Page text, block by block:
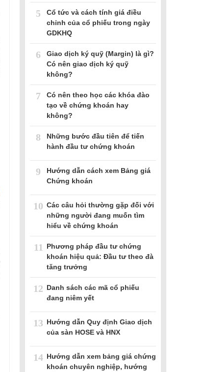
5
Cổ tức và cách tính giá điều
chỉnh của cổ phiếu trong ngày
GDKHQ
6
Giao dịch ký quỹ (Margin) là gì?
Có nên giao dịch ký quỹ
không?
7
Có nên theo học các khóa đào
tạo về chứng khoán hay
không?
8
Những bước đầu tiên để tiến
hành đầu tư chứng khoán
9
Hướng dẫn cách xem Bảng giá
Chứng khoán
10 Các câu hỏi thường gặp đối với
những người đang muốn tìm
hiểu về chứng khoán
11
Phương pháp đầu tư chứng
khoán hiệu quả: Đầu tư theo đà
tăng trưởng
12 Danh sách các mã cổ phiếu
đang niêm yết
13 Hướng dẫn Quy định Giao dịch
của sàn HOSE và HNX
14 Hướng dẫn xem bảng giá chứng
khoán chuyên nghiệp, hướng